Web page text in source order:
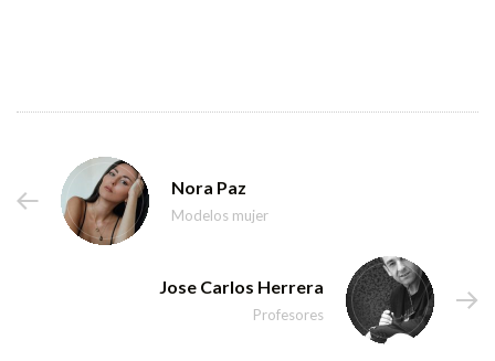
Nora Paz
Modelos mujer
Jose Carlos Herrera
Profesores